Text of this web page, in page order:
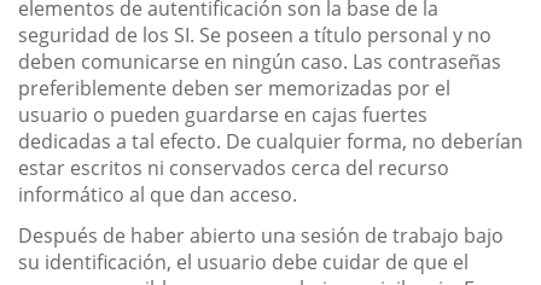
elementos de autentificación son la base de la
seguridad de los SI. Se poseen a título personal y no
deben comunicarse en ningún caso. Las contraseñas
preferiblemente deben ser memorizadas por el
usuario o pueden guardarse en cajas fuertes
dedicadas a tal efecto. De cualquier forma, no deberían
estar escritos ni conservados cerca del recurso
informático al que dan acceso.
Después de haber abierto una sesión de trabajo bajo
su identificación, el usuario debe cuidar de que el